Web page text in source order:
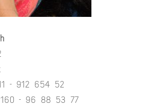
– 912 654 52
– 96 88 53 77